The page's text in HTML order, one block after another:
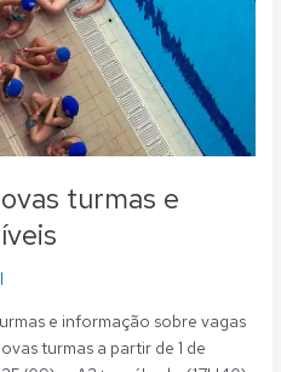
turmas e
e informação sobre vagas
turmas a partir de 1 de